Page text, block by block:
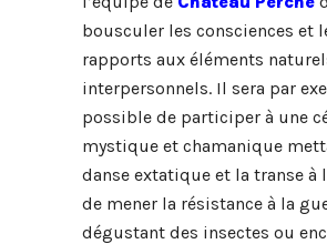
bousculer les consciences et
rapports aux éléments
interpersonnels. Il sera par
possible de participer à une
mystique et chamanique
danse extatique et la transe à
de mener la résistance à la
dégustant des insectes ou